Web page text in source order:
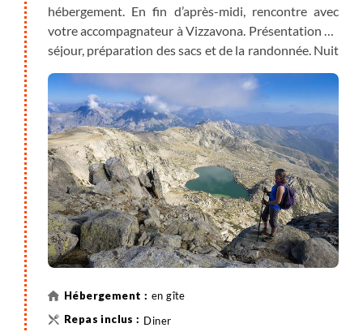
hébergement. En fin d’après-midi, rencontre avec
votre accompagnateur à Vizzavona. Présentation du
séjour, préparation des sacs et de la randonnée. Nuit
en gîte.
en gîte
Diner